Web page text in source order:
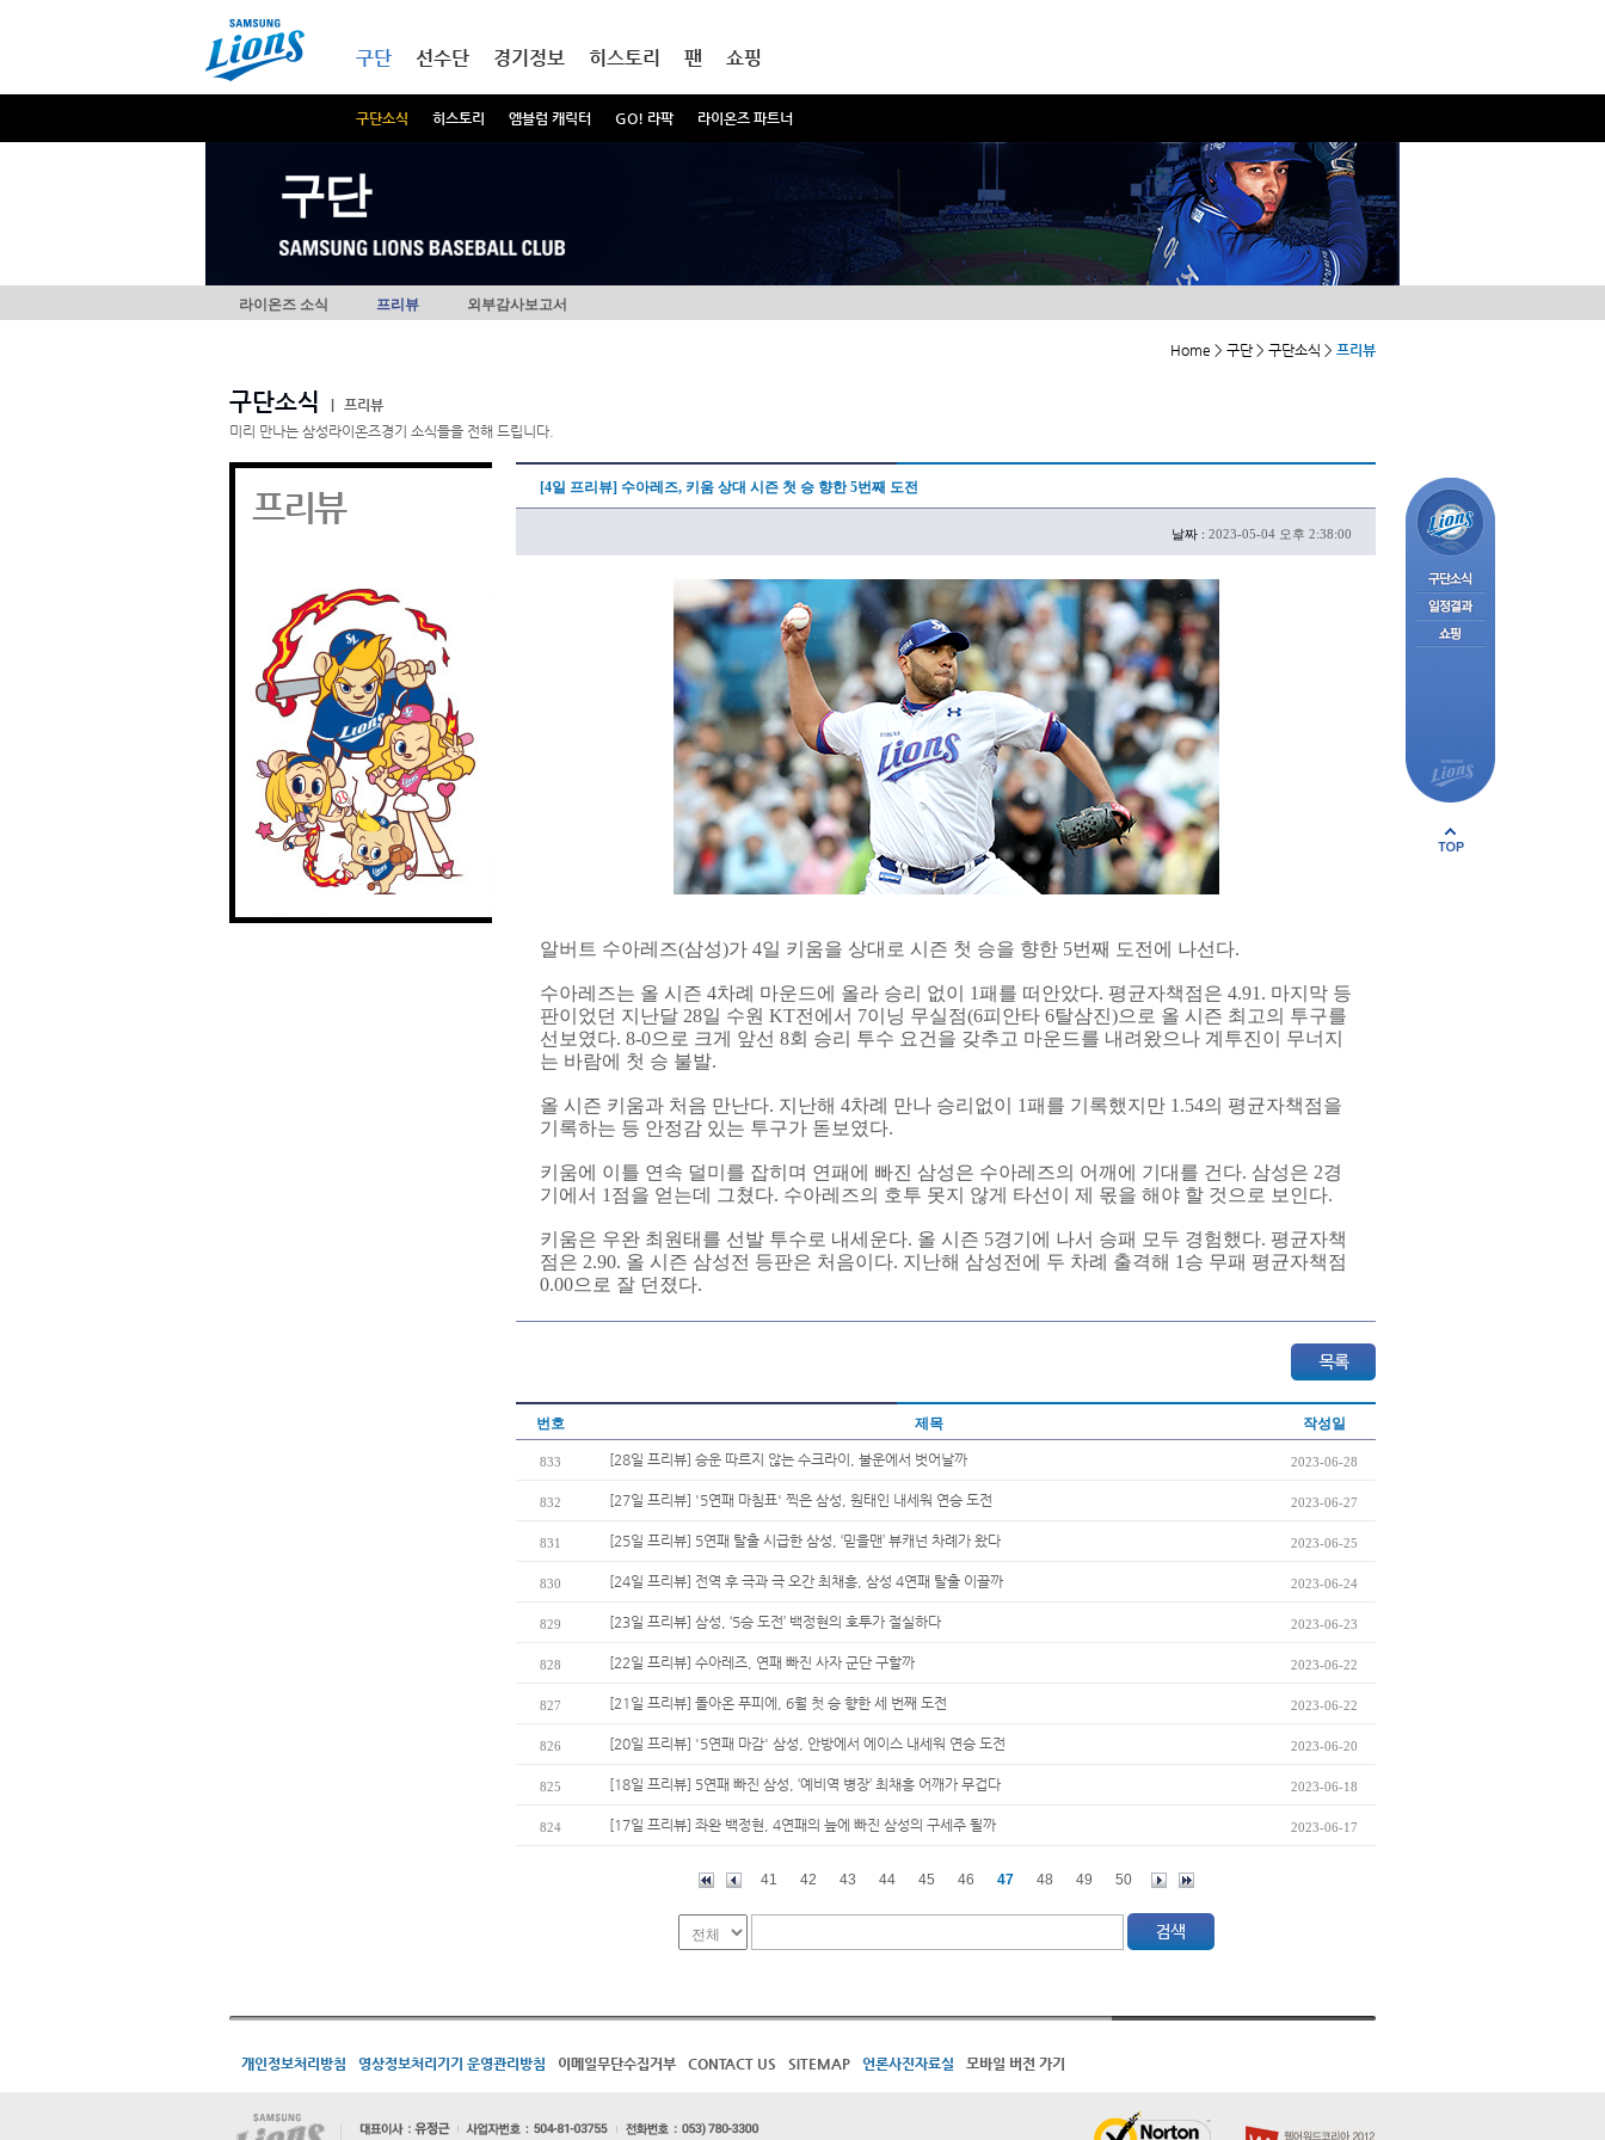
구단
구단소식 히스토리 엠블럼 캐릭터 GO! 라팍 라이온즈 파트너
선수단 경기정보 히스토리 팬 쇼핑
구단
라이온즈 소식 프리뷰 외부감사보고서
Home > 구단 > 구단소식 > 프리뷰
구단소식
프리뷰
미리 만나는 삼성라이온즈경기 소식들을 전해 드립니다.
프리뷰 [4일 프리뷰] 수아레즈, 키움 상대 시즌 첫 승 향한 5번째 도전
날짜 : 2023-05-04 오후 2:38:00
알버트 수아레즈(삼성)가 4일 키움을 상대로 시즌 첫 승을 향한 5번째 도전에 나선다.
수아레즈는 올 시즌 4차례 마운드에 올라 승리 없이 1패를 떠안았다. 평균자책점은 4.91. 마지막 등
판이었던 지난달 28일 수원 KT전에서 7이닝 무실점(6피안타 6탈삼진)으로 올 시즌 최고의 투구를
선보였다. 8-0으로 크게 앞선 8회 승리 투수 요건을 갖추고 마운드를 내려왔으나 계투진이 무너지
는 바람에 첫 승 불발.
올 시즌 키움과 처음 만난다. 지난해 4차례 만나 승리없이 1패를 기록했지만 1.54의 평균자책점을
기록하는 등 안정감 있는 투구가 돋보였다.
키움에 이틀 연속 덜미를 잡히며 연패에 빠진 삼성은 수아레즈의 어깨에 기대를 건다. 삼성은 2경
기에서 1점을 얻는데 그쳤다. 수아레즈의 호투 못지 않게 타선이 제 몫을 해야 할 것으로 보인다.
키움은 우완 최원태를 선발 투수로 내세운다. 올 시즌 5경기에 나서 승패 모두 경험했다. 평균자책
점은 2.90. 올 시즌 삼성전 등판은 처음이다. 지난해 삼성전에 두 차례 출격해 1승 무패 평균자책점
0.00으로 잘 던졌다.
번호 제목 작성일
833 [28일 프리뷰] 승운 따르지 않는 수크라이, 불운에서 벗어날까 2023-06-28
832 [27일 프리뷰] '5연패 마침표' 찍은 삼성, 원태인 내세워 연승 도전 2023-06-27
831 [25일 프리뷰] 5연패 탈출 시급한 삼성, ‘믿을맨’ 뷰캐넌 차례가 왔다 2023-06-25
830 [24일 프리뷰] 전역 후 극과 극 오간 최채흥, 삼성 4연패 탈출 이끌까 2023-06-24
829 [23일 프리뷰] 삼성, ‘5승 도전’ 백정현의 호투가 절실하다 2023-06-23
828 [22일 프리뷰] 수아레즈, 연패 빠진 사자 군단 구할까 2023-06-22
827 [21일 프리뷰] 돌아온 푸피에, 6월 첫 승 향한 세 번째 도전 2023-06-22
826 [20일 프리뷰] '5연패 마감' 삼성, 안방에서 에이스 내세워 연승 도전 2023-06-20
825 [18일 프리뷰] 5연패 빠진 삼성, ‘예비역 병장’ 최채흥 어깨가 무겁다 2023-06-18
824 [17일 프리뷰] 좌완 백정현, 4연패의 늪에 빠진 삼성의 구세주 될까 2023-06-17
41 42 43 44 45 46 47 48 49 50
개인정보처리방침 영상정보처리기기 운영관리방침 이메일무단수집거부 CONTACT US SITEMAP 언론사진자료실 모바일 버전 가기